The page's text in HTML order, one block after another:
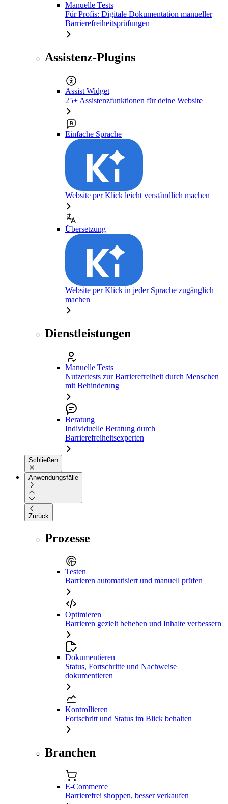
Manuelle Tests
Für Profis: Digitale Dokumentation manueller
Barrierefreiheitsprüfungen
Assistenz-Plugins
Assist Widget
25+ Assistenzfunktionen für deine Website
Einfache Sprache
Website per Klick leicht verständlich machen
Übersetzung
Website per Klick in jeder Sprache zugänglich
machen
Dienstleistungen
Manuelle Tests
Nutzertests zur Barrierefreiheit durch Menschen
mit Behinderung
Beratung
Individuelle Beratung durch
Barrierefreiheitsexperten
Schließen
Anwendungsfälle
Zurück
Prozesse
Testen
Barrieren automatisiert und manuell prüfen
Optimieren
Barrieren gezielt beheben und Inhalte verbessern
Dokumentieren
Status, Fortschritte und Nachweise
dokumentieren
Kontrollieren
Fortschritt und Status im Blick behalten
Branchen
E-Commerce
Barrierefrei shoppen, besser verkaufen